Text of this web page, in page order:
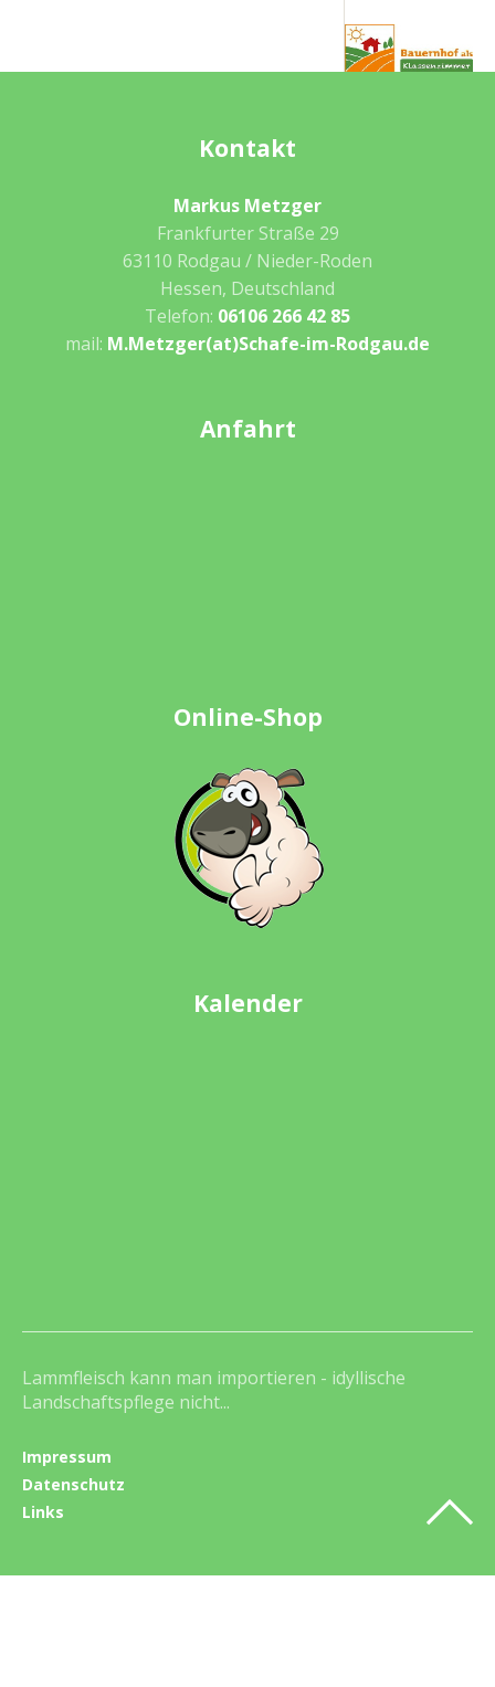
Kontakt
Markus Metzger
Frankfurter Straße 29
63110 Rodgau / Nieder-Roden
Hessen, Deutschland
Telefon: 06106 266 42 85
mail: M.Metzger(at)Schafe-im-Rodgau.de
Anfahrt
Online-Shop
Kalender
Lammfleisch kann man importieren - idyllische
Landschaftspflege nicht...
Impressum
Datenschutz
Links